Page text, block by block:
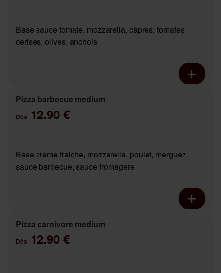
Base sauce tomate, mozzarella, câpres, tomates
cerises, olives, anchois
Pizza barbecue medium
Dès 12.90 €
Base crème fraiche, mozzarella, poulet, merguez,
sauce barbecue, sauce fromagère
Pizza carnivore medium
Dès 12.90 €